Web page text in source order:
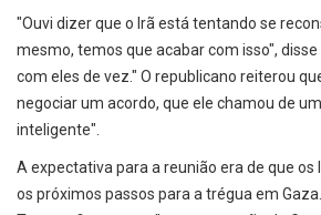
"Ouvi dizer que o Irã está tentando se
mesmo, temos que acabar com isso",
com eles de vez." O republicano reiterou
negociar um acordo, que ele chamou de
inteligente".
A expectativa para a reunião era de que os
os próximos passos para a trégua em